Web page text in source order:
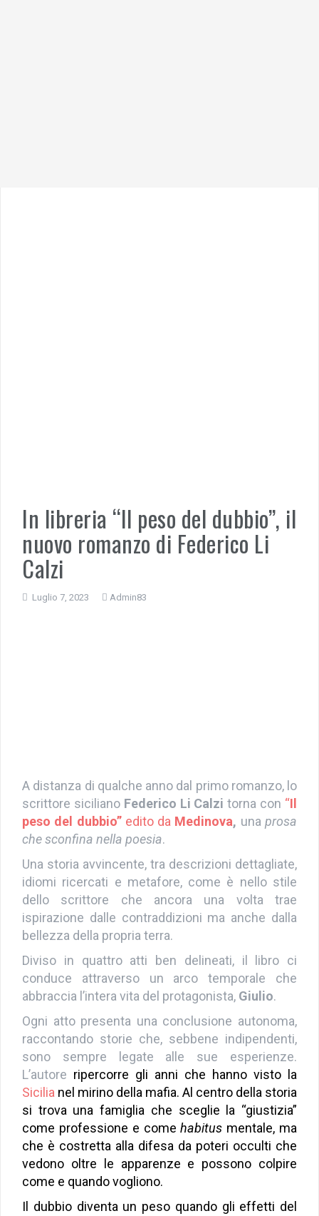
In libreria “Il peso del dubbio”, il
nuovo romanzo di Federico Li
Calzi
Luglio 7, 2023 Admin83
A distanza di qualche anno dal primo romanzo, lo
scrittore siciliano Federico Li Calzi torna con “Il
peso del dubbio” edito da Medinova, unaprosa
che sconfina nella poesia.
Una storia avvincente, tra descrizioni dettagliate,
idiomi ricercati e metafore, come è nello stile
dello scrittore che ancora una volta trae
ispirazione dalle contraddizioni ma anche dalla
bellezza della propria terra.
Diviso in quattro atti ben delineati, il libro ci
conduce attraverso un arco temporale che
abbraccia l’intera vita del protagonista, Giulio.
Ogni atto presenta una conclusione autonoma,
raccontando storie che, sebbene indipendenti,
sono sempre legate alle sue esperienze.
L’autore ripercorre gli anni che hanno visto la
Sicilia nel mirino della mafia. Al centro della storia
si trova una famiglia che sceglie la “giustizia”
come professione e come habitus mentale, ma
che è costretta alla difesa da poteri occulti che
vedono oltre le apparenze e possono colpire
come e quando vogliono.
Il dubbiodiventa un peso quando gli effetti del